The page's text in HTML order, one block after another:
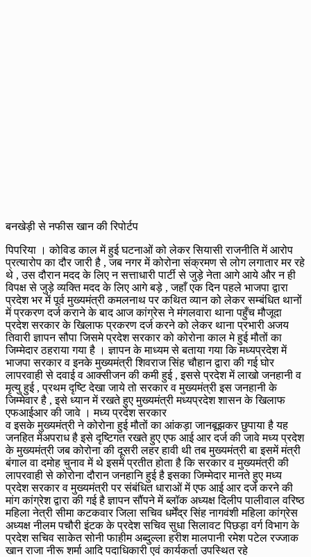
बनखेड़ी से नफीस खान की रिपोर्टप
पिपरिया । कोविड काल में हुई घटनाओं को लेकर सियासी राजनीति में आरोप
प्रत्यारोप का दौर जारी है , जब नगर में कोरोना संक्रमण से लोग लगातार मर रहे
थे , उस दौरान मदद के लिए न सत्ताधारी पार्टी से जुड़े नेता आगे आये और न ही
विपक्ष से जुड़े व्यक्ति मदद के लिए आगे बड़े , जहाँ एक दिन पहले भाजपा द्वारा
प्रदेश भर में पूर्व मुख्यमंत्री कमलनाथ पर कथित व्यान को लेकर सम्बंधित थानों
में प्रकरण दर्ज कराने के बाद आज कांग्रेस ने मंगलवारा थाना पहुँच मौजूदा
प्रदेश सरकार के खिलाफ प्रकरण दर्ज करने को लेकर थाना प्रभारी अजय
तिवारी ज्ञापन सौपा जिसमे प्रदेश सरकार को कोरोना काल मे हुई मौतों का
जिम्मेदार ठहराया गया है । ज्ञापन के माध्यम से बताया गया कि मध्यप्रदेश में
भाजपा सरकार व इनके मुख्यमंत्री शिवराज सिंह चौहान द्वारा की गई घोर
लापरवाही से दवाई व आक्सीजन की कमी हुई , इससे प्रदेश में लाखो जनहानी व
मृत्यु हुई , प्रथम दृष्टि देखा जाये तो सरकार व मुख्यमंत्री इस जनहानी के
जिम्मेवार है , इसे ध्यान में रखते हुए मुख्यमंत्री मध्यप्रदेश शासन के खिलाफ
एफआईआर की जावे । मध्य प्रदेश सरकार
व इसके मुख्यमंत्री ने कोरोना हुई मौतों का आंकड़ा जानबूझकर छुपाया है यह
जनहित मेंअपराध है इसे दृष्टिगत रखते हुए एफ आई आर दर्ज की जावे मध्य प्रदेश
के मुख्यमंत्री जब कोरोना की दूसरी लहर हावी थी तब मुख्यमंत्री बा इसमें मंत्री
बंगाल वा दमोह चुनाव में थे इसमें प्रतीत होता है कि सरकार व मुख्यमंत्री की
लापरवाही से कोरोना दौरान जनहानि हुई है इसका जिम्मेदार मानते हुए मध्य
प्रदेश सरकार व मुख्यमंत्री पर संबंधित धाराओं में एफ आई आर दर्ज करने की
मांग कांग्रेश द्वारा की गई है ज्ञापन सौंपने में ब्लॉक अध्यक्ष दिलीप पालीवाल वरिष्ठ
महिला नेत्री सीमा कटकवार जिला सचिव धर्मेंद्र सिंह नागवंशी महिला कांग्रेस
अध्यक्ष नीलम पचौरी इंटक के प्रदेश सचिव सुधा सिलावट पिछड़ा वर्ग विभाग के
प्रदेश सचिव साकेत सोनी फाहीम अब्दुल्ला हरीश मालपानी रमेश पटेल रज्जाक
खान राजा नीरू शर्मा आदि पदाधिकारी एवं कार्यकर्ता उपस्थित रहे